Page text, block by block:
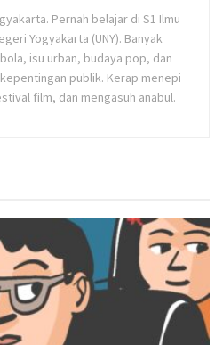
Pernah belajar di S1 Ilmu
Yogyakarta (UNY). Banyak
isu urban, budaya pop, dan
publik. Kerap menepi
film, dan mengasuh anabul.